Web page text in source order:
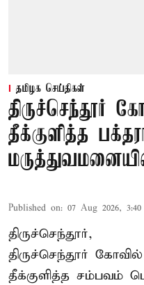
தமிழக செய்திகள்
திருச்செந்தூர்
தீக்குளித்த
Published on: 07 Aug 2026,
திருச்செந்தூர்,
திருச்செந்தூர்
தீக்குளித்த சம்பவம்